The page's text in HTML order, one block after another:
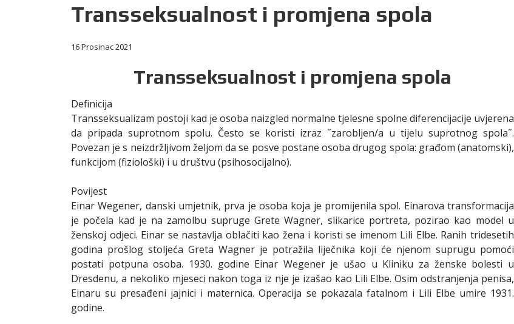
Transseksualnost i promjena spola
16 Prosinac 2021
Transseksualnost i promjena spola
Definicija
Transseksualizam postoji kad je osoba naizgled normalne tjelesne spolne diferencijacije uvjerena
da pripada suprotnom spolu. Često se koristi izraz ˝zarobljen/a u tijelu suprotnog spola˝.
Povezan je s neizdržljivom željom da se posve postane osoba drugog spola: građom (anatomski),
funkcijom (fiziološki) i u društvu (psihosocijalno).
Povijest
Einar Wegener, danski umjetnik, prva je osoba koja je promijenila spol. Einarova transformacija
je počela kad je na zamolbu supruge Grete Wagner, slikarice portreta, pozirao kao model u
ženskoj odjeci. Einar se nastavlja oblačiti kao žena i koristi se imenom Lili Elbe. Ranih tridesetih
godina prošlog stoljeća Greta Wagner je potražila liječnika koji će njenom suprugu pomoći
postati potpuna osoba. 1930. godine Einar Wegener je ušao u Kliniku za ženske bolesti u
Dresdenu, a nekoliko mjeseci nakon toga iz nje je izašao kao Lili Elbe. Osim odstranjenja penisa,
Einaru su presađeni jajnici i maternica. Operacija se pokazala fatalnom i Lili Elbe umire 1931.
godine.